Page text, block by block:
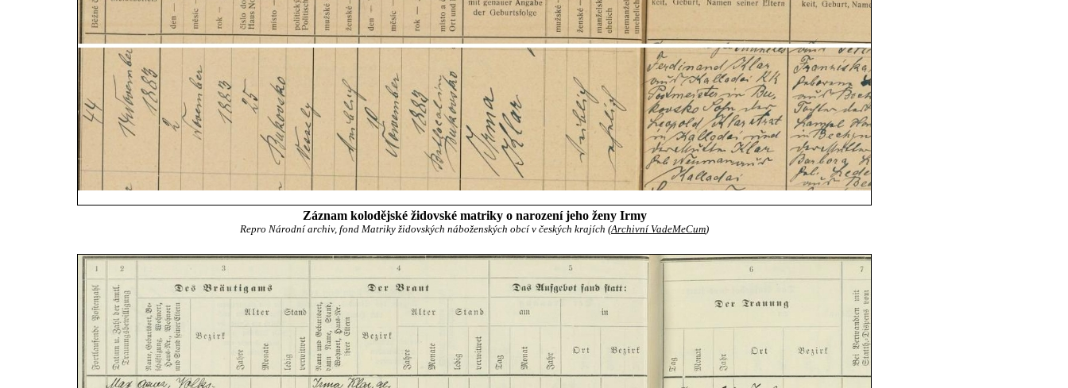
Záznam kolodějské židovské matriky o narození jeho ženy Irmy
Repro Národní archiv, fond Matriky židovských náboženských obcí v českých krajích (Archivní VadeMeCum)